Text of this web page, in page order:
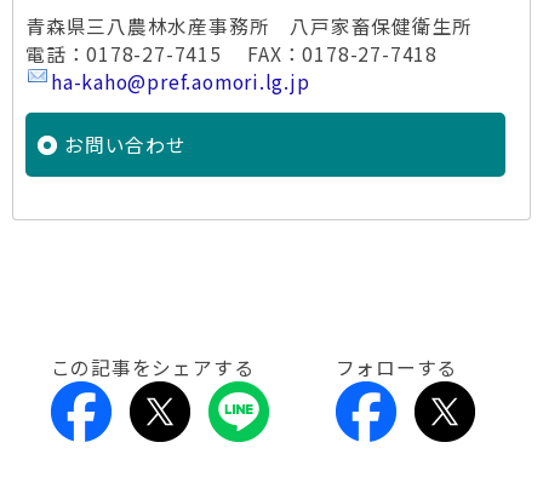
青森県三八農林水産事務所 八戸家畜保健衛生所
電話：0178-27-7415 FAX：0178-27-7418
ha-kaho@pref.aomori.lg.jp
お問い合わせ
この記事をシェアする フォローする